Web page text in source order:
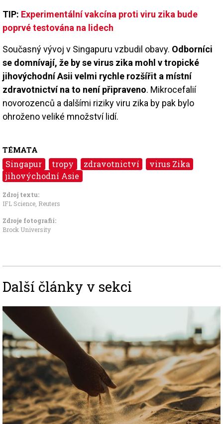
TIP: Experimentální vakcína proti viru zika bude
poprvé testována na lidech
Současný vývoj v Singapuru vzbudil obavy. Odborníci
se domnívají, že by se virus zika mohl v tropické
jihovýchodní Asii velmi rychle rozšířit a místní
zdravotnictví na to není připraveno. Mikrocefalií
novorozenců a dalšími riziky viru zika by pak bylo
ohroženo veliké množství lidí.
TÉMATA
Singapur tropy zdravotnictví
virus Zika
jihovýchodní Asie
Zdroj textu:
IFL Science, Reuters
Zdroje fotografii:
Brock University
Další články v sekci
Image